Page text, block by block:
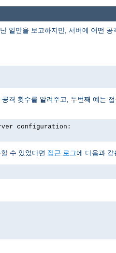
일만을 보고하지만, 서버에 어떤 공
격 횟수를 알려주고, 두번째 예는
configuration:
수 있었다면 접근 로그에 다음과 같